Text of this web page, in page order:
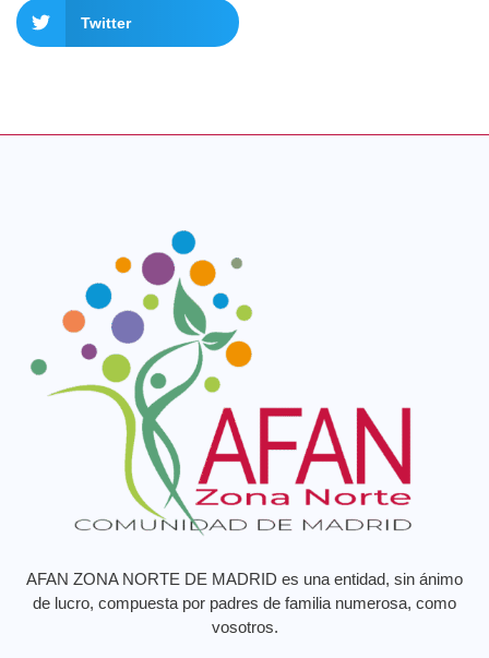
Twitter
AFAN ZONA NORTE DE MADRID es una entidad, sin ánimo
de lucro, compuesta por padres de familia numerosa, como
vosotros.